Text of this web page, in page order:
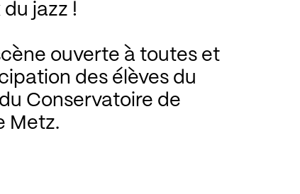
jazz !
ouverte à toutes et
des élèves du
Conservatoire de
Metz.